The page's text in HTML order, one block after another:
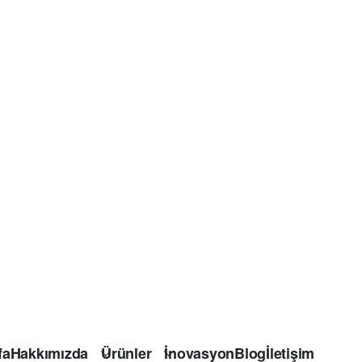
Hakkımızda Ürünler İnovasyonBlogİletişim